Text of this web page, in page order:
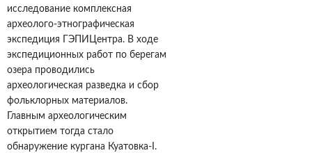
исследование комплексная
археолого-этнографическая
экспедиция ГЭПИЦентра. В ходе
экспедиционных работ по берегам
озера проводились
археологическая разведка и сбор
фольклорных материалов.
Главным археологическим
открытием тогда стало
обнаружение кургана Куатовка-I.